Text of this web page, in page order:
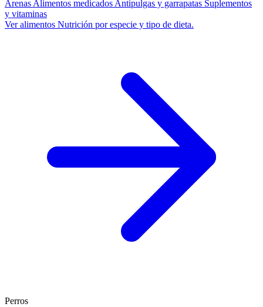
Arenas Alimentos medicados Antipulgas y garrapatas Suplementos
y vitaminas
Ver alimentos Nutrición por especie y tipo de dieta.
Perros